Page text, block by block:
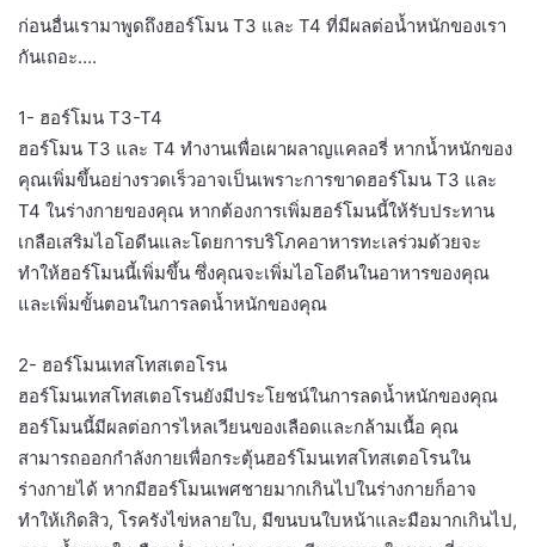
ก่อนอื่นเรามาพูดถึงฮอร์โมน T3 และ T4 ที่มีผลต่อน้ำหนักของเรา
กันเถอะ….
1- ฮอร์โมน T3-T4
ฮอร์โมน T3 และ T4 ทำงานเพื่อเผาผลาญแคลอรี่ หากน้ำหนักของ
คุณเพิ่มขึ้นอย่างรวดเร็วอาจเป็นเพราะการขาดฮอร์โมน T3 และ
T4 ในร่างกายของคุณ หากต้องการเพิ่มฮอร์โมนนี้ให้รับประทาน
เกลือเสริมไอโอดีนและโดยการบริโภคอาหารทะเลร่วมด้วยจะ
ทำให้ฮอร์โมนนี้เพิ่มขึ้น ซึ่งคุณจะเพิ่มไอโอดีนในอาหารของคุณ
และเพิ่มขั้นตอนในการลดน้ำหนักของคุณ
2- ฮอร์โมนเทสโทสเตอโรน
ฮอร์โมนเทสโทสเตอโรนยังมีประโยชน์ในการลดน้ำหนักของคุณ
ฮอร์โมนนี้มีผลต่อการไหลเวียนของเลือดและกล้ามเนื้อ คุณ
สามารถออกกำลังกายเพื่อกระตุ้นฮอร์โมนเทสโทสเตอโรนใน
ร่างกายได้ หากมีฮอร์โมนเพศชายมากเกินไปในร่างกายก็อาจ
ทำให้เกิดสิว, โรครังไข่หลายใบ, มีขนบนใบหน้าและมือมากเกินไป,